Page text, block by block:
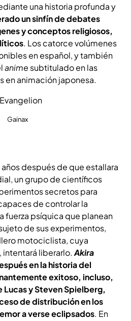
una historia profunda y
un sinfín de debates
y conceptos religiosos,
. Los catorce volúmenes
en español, y también
anime subtitulado en las
en animación japonesa.
Gainax
años después de que estallara
un grupo de científicos
secretos para
de controlar la
fuerza psíquica que planean
de sus experimentos,
motociclista, cuya
intentará liberarlo.Akira
en la historia del
exitoso, incluso,
Lucas y Steven Spielberg,
de distribución en los
a verse eclipsados. En